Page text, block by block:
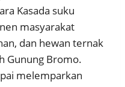
Kasada suku
masyarakat
dan hewan ternak
Gunung Bromo.
melemparkan